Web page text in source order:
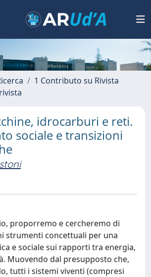
1 Contributo su Rivista
idrocarburi e reti.
sociale e transizioni
proporremo e cercheremo di
strumenti concettuali per una
e sociale sui rapporti tra energia,
Muovendo dal presupposto che,
tutti i sistemi viventi (compresi